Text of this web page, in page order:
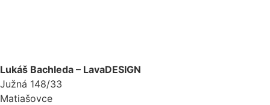
Lukáš Bachleda – LavaDESIGN
Južná 148/33
Matiašovce